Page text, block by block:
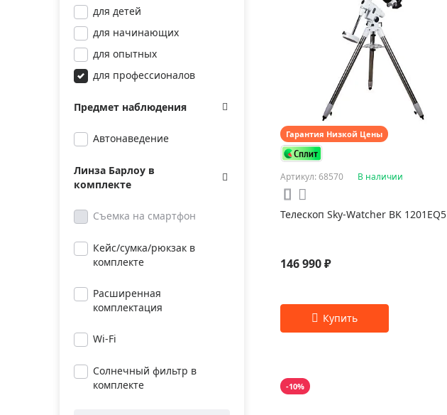
для детей
для начинающих
для опытных
для профессионалов
Предмет наблюдения
Автонаведение
Линза Барлоу в
комплекте
Съемка на смартфон
Кейс/сумка/рюкзак в
комплекте
Расширенная
комплектация
Wi-Fi
Солнечный фильтр в
комплекте
Гарантия Низкой Цены
Артикул: 68570 В наличии
Телескоп Sky-Watcher BK 1201EQ5
146 990 ₽
-10%